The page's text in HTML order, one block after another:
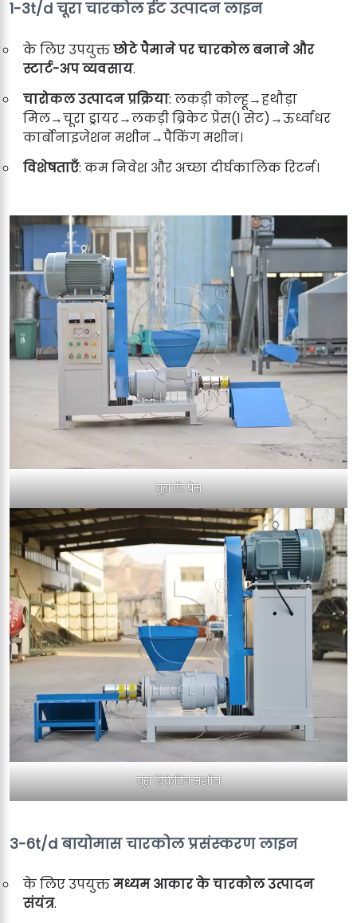
1-3t/d चूरा चारकोल ईट उत्पादन लाइन
के लिए उपयुक्तछोटे पैमाने पर चारकोल बनाने और
स्टार्ट-अप व्यवसाय.
चारोकल उत्पादन प्रक्रिया: लकड़ी कोल्हू→हथौड़ा
मिल→चूरा ड्रायर→लकड़ी ब्रिकेट प्रेस(1 सेट)→ऊर्ध्वाधर
कार्बोनाइजेशन मशीन→पैकिंग मशीन।
विशेषताएँ: कम निवेश और अच्छा दीर्घकालिक रिटर्न।
चूरा ईट प्रेस
चूरा ब्रिकेटिंग मशीन
3-6t/d बायोमास चारकोल प्रसंस्करण लाइन
के लिए उपयुक्तमध्यम आकार के चारकोल उत्पादन
संयंत्र.